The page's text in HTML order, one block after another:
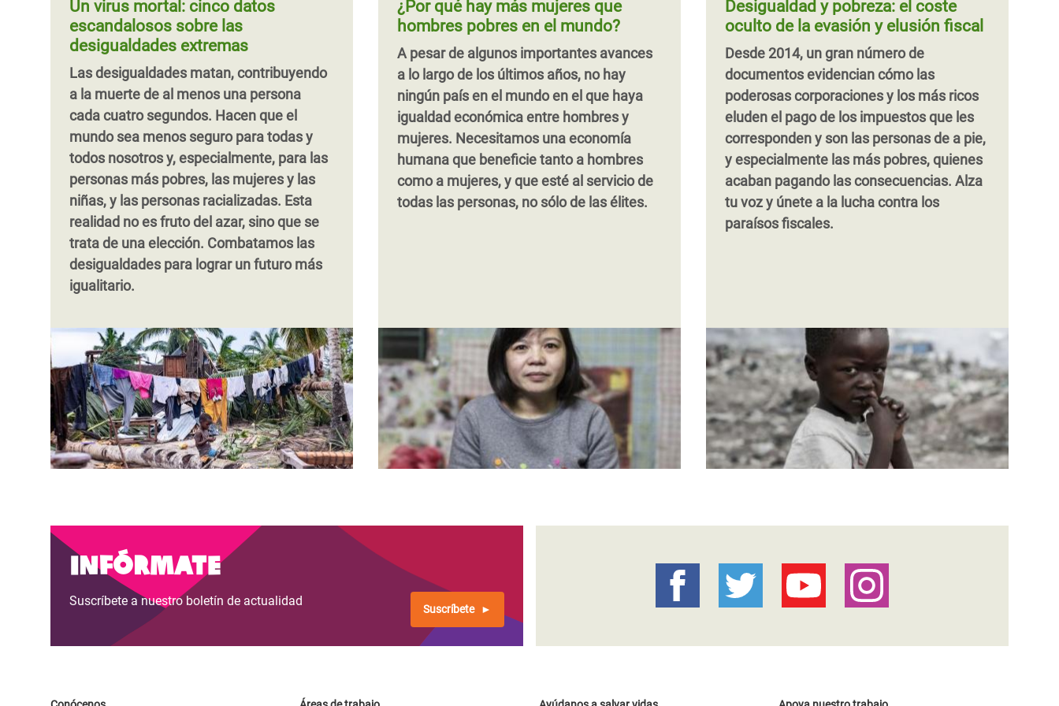
los servicios públicos para que las
personas más pobres puedan
beneficiarse de ellos. Desde sus trabajos,
ellas luchan contra la desigualdad cada
día.
su historia y únete a ella en su lucha
contra la desigualdad.
desigualdad.
anterior
página
Apple, o
Paginación
Página
anterior
‹‹ Página 5Siguiente
página
››
educación debe ser tanto equitativa como
de calidad, además de gratuita, universal
autonomía económica de las mujeres. A
partir de esto se proponen
recomendaciones para transformar la
política tributaria en un instrumento que
ayude al combate de algunas
desigualdades que afectan a las mujeres.
Paginación
Página
anterior
‹‹ Página 2Siguiente
página
››
Un virus mortal: cinco datos
escandalosos sobre las
desigualdades extremas
Las desigualdades matan, contribuyendo
a la muerte de al menos una persona
cada cuatro segundos. Hacen que el
mundo sea menos seguro para todas y
todos nosotros y, especialmente, para las
personas más pobres, las mujeres y las
niñas, y las personas racializadas. Esta
realidad no es fruto del azar, sino que se
trata de una elección. Combatamos las
desigualdades para lograr un futuro más
igualitario.
¿Por qué hay más mujeres que
hombres pobres en el mundo?
A pesar de algunos importantes avances
a lo largo de los últimos años, no hay
ningún país en el mundo en el que haya
igualdad económica entre hombres y
mujeres. Necesitamos una economía
humana que beneficie tanto a hombres
como a mujeres, y que esté al servicio de
todas las personas, no sólo de las élites.
Desigualdad y pobreza: el coste
oculto de la evasión y elusión fiscal
Desde 2014, un gran número de
documentos evidencian cómo las
poderosas corporaciones y los más ricos
eluden el pago de los impuestos que les
corresponden y son las personas de a pie,
y especialmente las más pobres, quienes
acaban pagando las consecuencias. Alza
tu voz y únete a la lucha contra los
paraísos fiscales.
Infórmate
Suscríbete a nuestro boletín de actualidad
Suscríbete